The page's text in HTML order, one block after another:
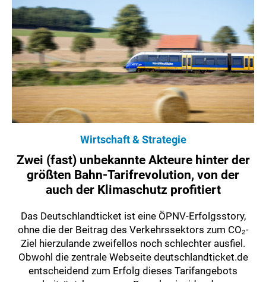
Wirtschaft & Strategie
Zwei (fast) unbekannte Akteure hinter der
größten Bahn-Tarifrevolution, von der
auch der Klimaschutz profitiert
Das Deutschlandticket ist eine ÖPNV-Erfolgsstory,
ohne die der Beitrag des Verkehrssektors zum CO₂-
Ziel hierzulande zweifellos noch schlechter ausfiel.
Obwohl die zentrale Webseite deutschlandticket.de
entscheidend zum Erfolg dieses Tarifangebots